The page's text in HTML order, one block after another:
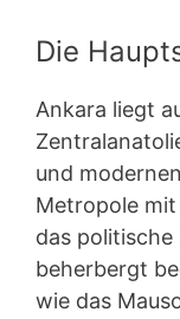
Die
Ankara liegt
und
Metropole
das politische
beherbergt
wie das